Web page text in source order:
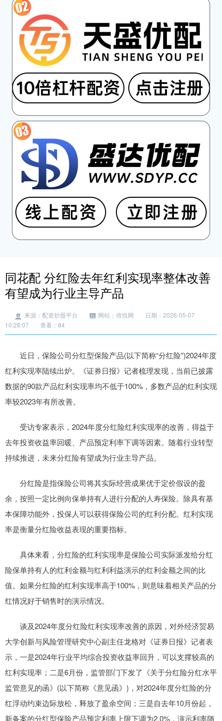
同花配 分红险去年红利实现率整体改善
有望成为行业主导产品
来源：配资炒股平台 网站：倍悦网
日期：2026-05-07
10:28:07
查看：84
近日，保险公司分红型保险产品(以下简称“分红险”)2024年度
红利实现率陆续出炉。《证券日报》记者梳理发现，当前已披露
数据的90款产品红利实现率均不低于100%，多数产品的红利实现
率较2023年有所改善。
受访专家表示，2024年度分红险红利实现率的改善，得益于
去年投资收益率回暖、产品预定利率下调等因素。随着行业转型
持续推进，未来分红险有望成为行业主导产品。
分红险是指保险公司将其实际经营成果优于定价假设的盈
余，按照一定比例向保单持有人进行分配的人寿保险。除具有基
本保障功能外，投保人可以获得保险公司的红利分配。红利实现
率是衡量分红险收益表现的重要指标。
具体来看，分红险的红利实现率是保险公司实际派发给分红
险保单持有人的红利金额与红利利益演示的红利金额之间的比
值。如果分红险的红利实现率高于100%，则意味着相关产品的分
红情况好于销售时的演示情况。
谈及2024年度分红险红利实现率改善的原因，对外经济贸易
大学创新与风险管理研究中心副主任龙格对《证券日报》记者表
示，一是2024年行业平均综合投资收益率回升，可以支撑较高的
红利实现率；二是6月份，监管部门下发了《关于分红险分红水平
监管意见的函》(以下简称《意见函》)，对2024年度分红险的分
红浮动约束边际放松，释放了盈余空间；三是自去年10月份起，
新备案的分红型保险产品预定利率上限下调为2.0%，演示利率随